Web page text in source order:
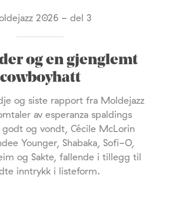
2026 - del 3
og en gjenglemt
cowboyhatt
og siste rapport fra Moldejazz
av esperanza spaldings
godt og vondt, Cécile McLorin
Younger, Shabaka, Sofi-O,
og Sakte, fallende i tillegg til
inntrykk i listeform.